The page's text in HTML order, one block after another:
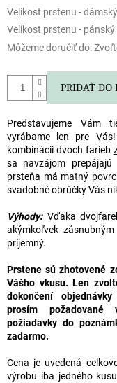
Velikost prstenu - dámský
Velikost prstenu - pánský
Môžeme doručiť do:
PRIDAŤ DO
Predstavujeme Vám
vyrábame len pre
kombinácii dvoch farieb
sa navzájom
prsteňa má matný
svadobné obrúčkyVás
Výhody:Vďaka
akýmkoľvek
príjemný.
Prstene sú zhotovené
Vášho vkusu. Len
dokončení
prosím
požiadavky do
zadarmo.
Cena je uvedená
výrobu iba jedného